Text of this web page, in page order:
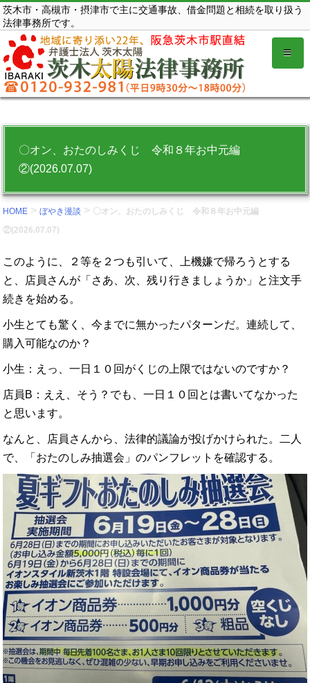
コ
ン
テ
ン
ツ
を
る。
茨木市・高槻市・摂津市で主に交通事故、借金問題と相続を取り扱う
法律事務所です。
〇オン、おたのしみくじ 令和８年お中元編
②(2026.07.07)
HOME >ぼやき漫談 > 〇オン、おたのしみくじ 令和８年お中元編
②(2026.07.07)
このように、２等を２つも引いて、上機嫌で帰ろうとする
と、店員さんが「さあ、次、残り行きましょうか」と注文手
続きを始める。
小生とても驚く、今までに無かったパターンだ。連続して、
購入可能なのか？
小生：えっ、一日１０回がくじの上限ではないのですか？
店員B：ええ、そう？でも、一日１０回とは書いてなかった
と思います。
なんと、店員さんから、法律的議論が投げかけられた。二人
で、「おたのしみ抽選会」のパンフレットを確認する。